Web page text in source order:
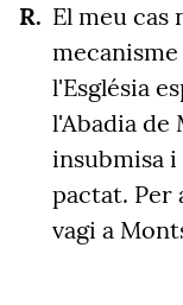
El meu cas
l'Església
l'Abadia de
insubmisa
pactat. Per
vagi a